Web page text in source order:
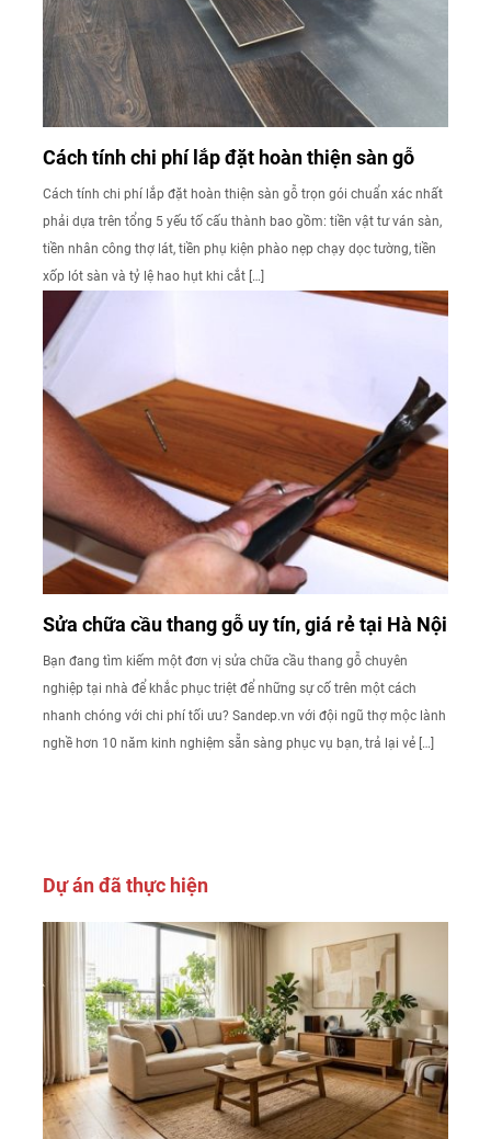
Cách tính chi phí lắp đặt hoàn thiện sàn gỗ
Cách tính chi phí lắp đặt hoàn thiện sàn gỗ trọn gói chuẩn xác nhất
phải dựa trên tổng 5 yếu tố cấu thành bao gồm: tiền vật tư ván sàn,
tiền nhân công thợ lát, tiền phụ kiện phào nẹp chạy dọc tường, tiền
xốp lót sàn và tỷ lệ hao hụt khi cắt […]
Sửa chữa cầu thang gỗ uy tín, giá rẻ tại Hà Nội
Bạn đang tìm kiếm một đơn vị sửa chữa cầu thang gỗ chuyên
nghiệp tại nhà để khắc phục triệt để những sự cố trên một cách
nhanh chóng với chi phí tối ưu? Sandep.vn với đội ngũ thợ mộc lành
nghề hơn 10 năm kinh nghiệm sẵn sàng phục vụ bạn, trả lại vẻ […]
Dự án đã thực hiện